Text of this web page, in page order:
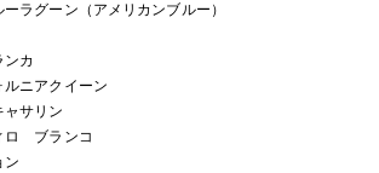
ラグーン（アメリカンブルー）
カ
ルニアクイーン
ャサリン
ロ ブランコ
ン